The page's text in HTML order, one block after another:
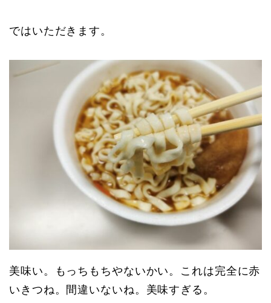
ではいただきます。
美味い。もっちもちやないかい。これは完全に赤
いきつね。間違いないね。美味すぎる。